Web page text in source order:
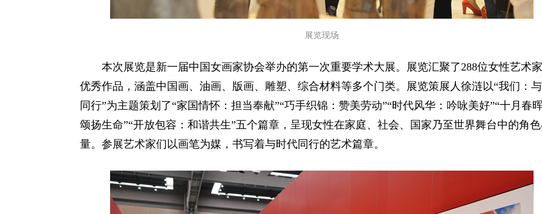
展览现场
本次展览是新一届中国女画家协会举办的第一次重要学术大展。展览汇聚了288位女性艺术
优秀作品，涵盖中国画、油画、版画、雕塑、综合材料等多个门类。展览策展人徐涟以“我们：
同行”为主题策划了“家国情怀：担当奉献”“巧手织锦：赞美劳动”“时代风华：吟咏美好”“十月春
颂扬生命”“开放包容：和谐共生”五个篇章，呈现女性在家庭、社会、国家乃至世界舞台中的角
量。参展艺术家们以画笔为媒，书写着与时代同行的艺术篇章。